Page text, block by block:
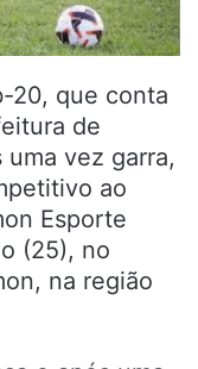
20, que conta
de
vez garra,
ao
Esporte
(25), no
na região